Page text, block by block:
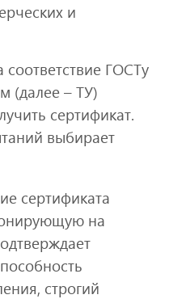
и
ГОСТу
(далее – ТУ)
сертификат.
выбирает
сертификата
на
строгий